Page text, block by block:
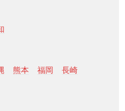
熊本 福岡
長崎